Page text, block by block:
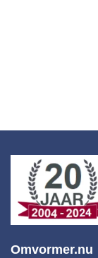
Omvormer.nu